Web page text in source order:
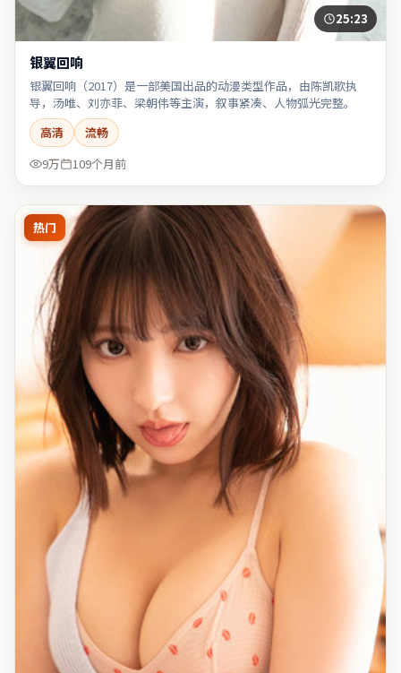
25:23
银翼回响
银翼回响（2017）是一部美国出品的动漫类型作品，由陈凯歌执
导，汤唯、刘亦菲、梁朝伟等主演，叙事紧凑、人物弧光完整。
高清
流畅
9万
109个月前
热门